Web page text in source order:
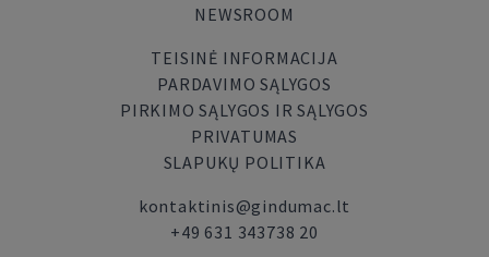
NEWSROOM
TEISINĖ INFORMACIJA
PARDAVIMO SĄLYGOS
PIRKIMO SĄLYGOS IR SĄLYGOS
PRIVATUMAS
SLAPUKŲ POLITIKA
kontaktinis@gindumac.lt
+49 631 343738 20